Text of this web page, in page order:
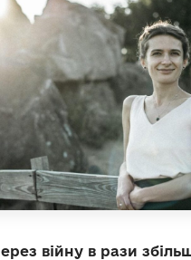
війну в рази